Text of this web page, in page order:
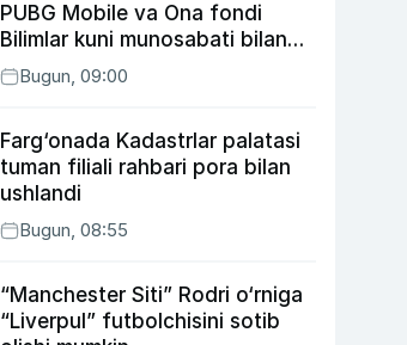
PUBG Mobile va Ona fondi
Bilimlar kuni munosabati bilan
xayriya tadbirini yo‘lga
qo‘ymoqda
Bugun, 09:00
Farg‘onada Kadastrlar palatasi
tuman filiali rahbari pora bilan
ushlandi
Bugun, 08:55
“Manchester Siti” Rodri o‘rniga
“Liverpul” futbolchisini sotib